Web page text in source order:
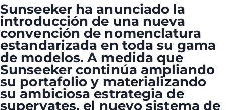
Sunseeker ha anunciado la
introducción de una nueva
convención de nomenclatura
estandarizada en toda su gama
de modelos. A medida que
Sunseeker continúa ampliando
su portafolio y materializando
su ambiciosa estrategia de
superyates, el nuevo sistema de